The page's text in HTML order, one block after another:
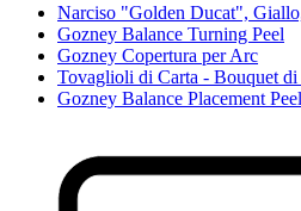
Narciso "Golden Ducat",
Gozney Balance Turning Peel
Gozney Copertura per Arc
Tovaglioli di Carta - Bouquet di
Gozney Balance Placement Peel